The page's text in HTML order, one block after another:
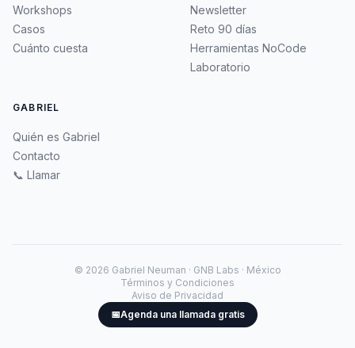
Workshops
Casos
Cuánto cuesta
Newsletter
Reto 90 días
Herramientas NoCode
Laboratorio
GABRIEL
Quién es Gabriel
Contacto
📞 Llamar
© 2026 Gabriel Neuman · GNB Labs · México
Términos y Condiciones
Aviso de Privacidad
📅Agenda una llamada gratis